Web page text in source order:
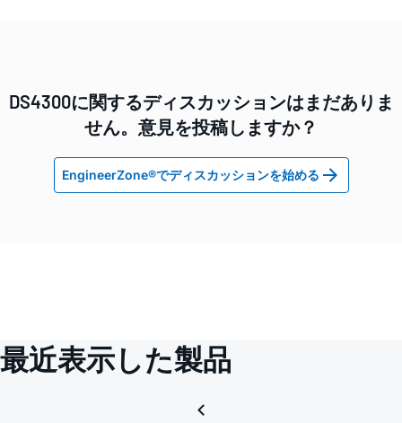
DS4300に関するディスカッションはまだありま
せん。意見を投稿しますか？
EngineerZone®でディスカッションを始める
最近表示した製品